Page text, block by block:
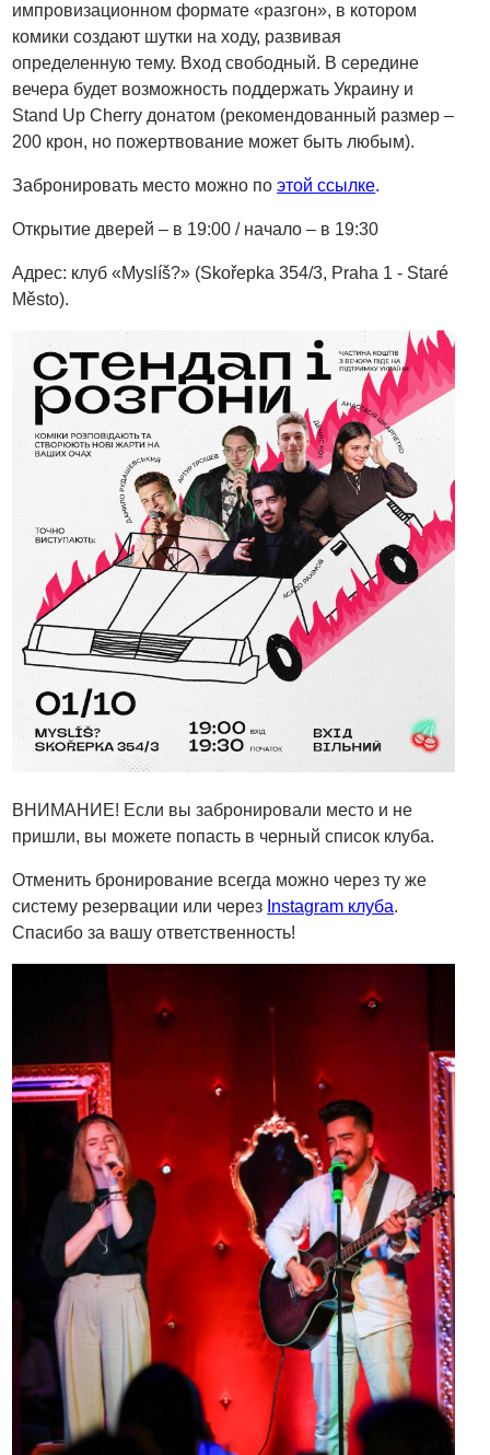
импровизационном формате «разгон», в котором
комики создают шутки на ходу, развивая
определенную тему. Вход свободный. В середине
вечера будет возможность поддержать Украину и
Stand Up Cherry донатом (рекомендованный размер –
200 крон, но пожертвование может быть любым).
Забронировать место можно поэтой ссылке.
Открытие дверей – в 19:00 / начало – в 19:30
Адрес: клуб «Myslíš?» (Skořepka 354/3, Praha 1 - Staré
Město).
ВНИМАНИЕ! Если вы забронировали место и не
пришли, вы можете попасть в черный список клуба.
Отменить бронирование всегда можно через ту же
систему резервации или через Instagram клуба.
Спасибо за вашу ответственность!